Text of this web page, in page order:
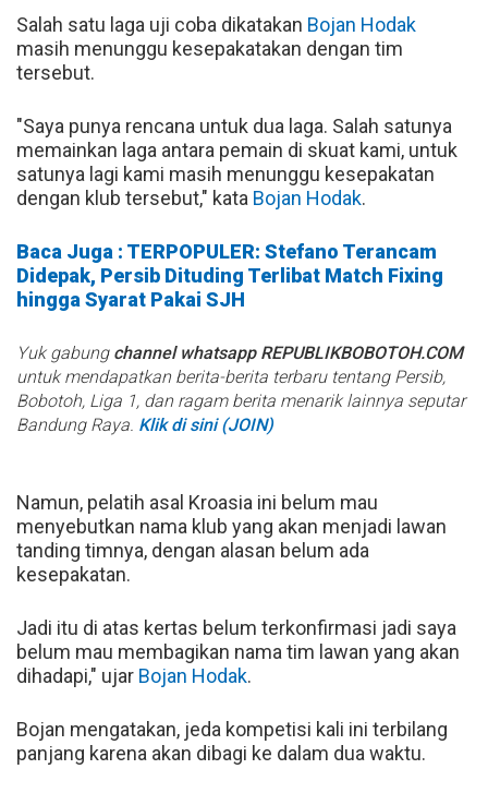
Salah satu laga uji coba dikatakan Bojan Hodak
masih menunggu kesepakatakan dengan tim
tersebut.
"Saya punya rencana untuk dua laga. Salah satunya
memainkan laga antara pemain di skuat kami, untuk
satunya lagi kami masih menunggu kesepakatan
dengan klub tersebut," kata Bojan Hodak.
Baca Juga : TERPOPULER: Stefano Terancam
Didepak, Persib Dituding Terlibat Match Fixing
hingga Syarat Pakai SJH
Yuk gabung channel whatsapp REPUBLIKBOBOTOH.COM
untuk mendapatkan berita-berita terbaru tentang Persib,
Bobotoh, Liga 1, dan ragam berita menarik lainnya seputar
Bandung Raya. Klik di sini (JOIN)
Namun, pelatih asal Kroasia ini belum mau
menyebutkan nama klub yang akan menjadi lawan
tanding timnya, dengan alasan belum ada
kesepakatan.
Jadi itu di atas kertas belum terkonfirmasi jadi saya
belum mau membagikan nama tim lawan yang akan
dihadapi," ujar Bojan Hodak.
Bojan mengatakan, jeda kompetisi kali ini terbilang
panjang karena akan dibagi ke dalam dua waktu.